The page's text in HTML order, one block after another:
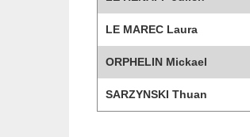
LE MAREC Laura
ORPHELIN Mickael
SARZYNSKI Thuan